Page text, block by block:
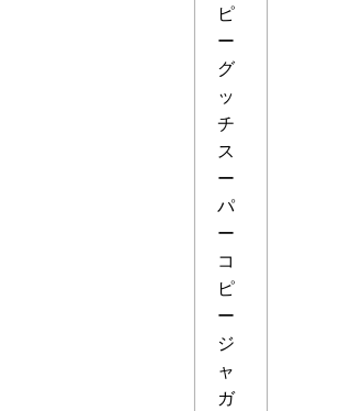
ピ
ー
グ
ッ
チ
ス
ー
パ
ー
コ
ピ
ー
ジ
ャ
ガ